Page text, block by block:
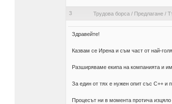
3 Трудова борса / Предлагане /
Здравейте!
Казвам се Ирена и съм част от най-
Разширяваме екипа на компанията и
За един от тях е нужен опит със С++ и
Процесът ни в момента протича